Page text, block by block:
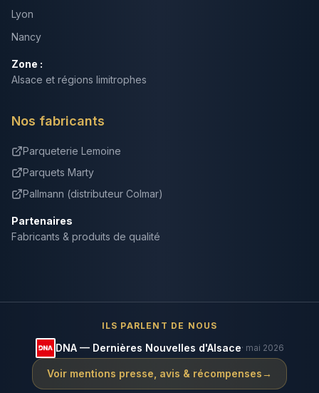
Lyon
Nancy
Zone :
Alsace et régions limitrophes
Nos fabricants
Parqueterie Lemoine
Parquets Marty
Pallmann (distributeur Colmar)
Partenaires
Fabricants & produits de qualité
ILS PARLENT DE NOUS
DNA — Dernières Nouvelles d'Alsace· mai 2026
Voir mentions presse, avis & récompenses→